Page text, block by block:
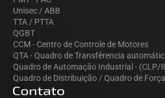
Unisec / ABB
TTA / PTTA
QGBT
CCM - Centro de Controle de Motores
QTA - Quadro de Transfêrencia
Quadro de Automação Industrial - (CLP/
Quadro de Distribuição / Quadro de Força
Contato